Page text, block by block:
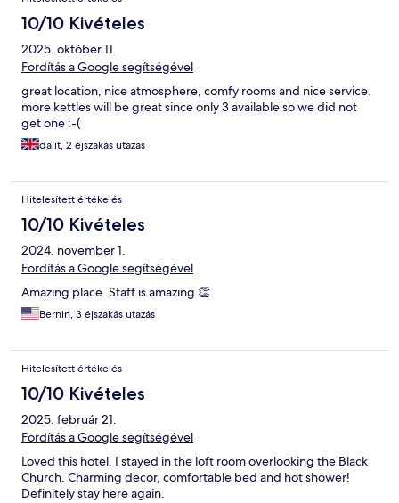
10/10 Kivételes
2025. október 11.
Fordítás a Google segítségével
great location, nice atmosphere, comfy rooms and nice service.
more kettles will be great since only 3 available so we did not
get one :-(
dalit, 2 éjszakás utazás
Hitelesített értékelés
10/10 Kivételes
2024. november 1.
Fordítás a Google segítségével
Amazing place. Staff is amazing 👏
Bernin, 3 éjszakás utazás
Hitelesített értékelés
10/10 Kivételes
2025. február 21.
Fordítás a Google segítségével
Loved this hotel. I stayed in the loft room overlooking the Black
Church. Charming decor, comfortable bed and hot shower!
Definitely stay here again.